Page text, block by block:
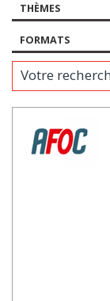
THÈMES
FORMATS
Votre recherche